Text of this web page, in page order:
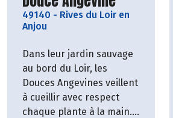
49140 - Rives du Loir en
Anjou
Dans leur jardin sauvage
au bord du Loir, les
Douces Angevines veillent
à cueillir avec respect
chaque plante à la main.